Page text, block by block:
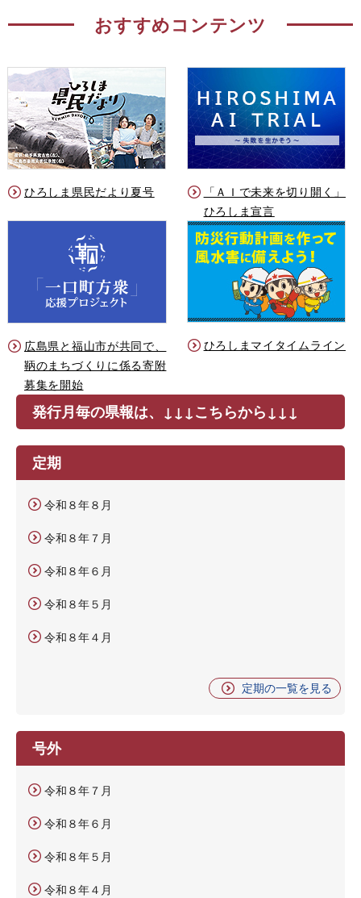
おすすめコンテンツ
ひろしま県民だより夏号
「ＡＩで未来を切り開く」
ひろしま宣言
広島県と福山市が共同で、
鞆のまちづくりに係る寄附
募集を開始
ひろしまマイタイムライン
発行月毎の県報は、↓↓↓こちらから↓↓↓
定期
令和８年８月
令和８年７月
令和８年６月
令和８年５月
令和８年４月
定期の一覧を見る
号外
令和８年７月
令和８年６月
令和８年５月
令和８年４月